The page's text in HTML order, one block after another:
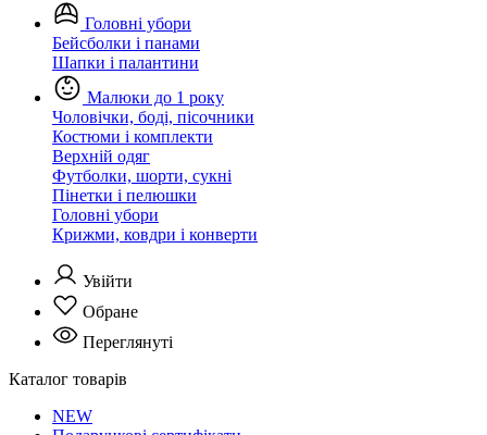
Головні убори
Бейсболки і панами
Шапки і палантини
Малюки до 1 року
Чоловічки, боді, пісочники
Костюми і комплекти
Верхній одяг
Футболки, шорти, сукні
Пінетки і пелюшки
Головні убори
Крижми, ковдри і конверти
Увійти
Обране
Переглянуті
Каталог товарів
NEW